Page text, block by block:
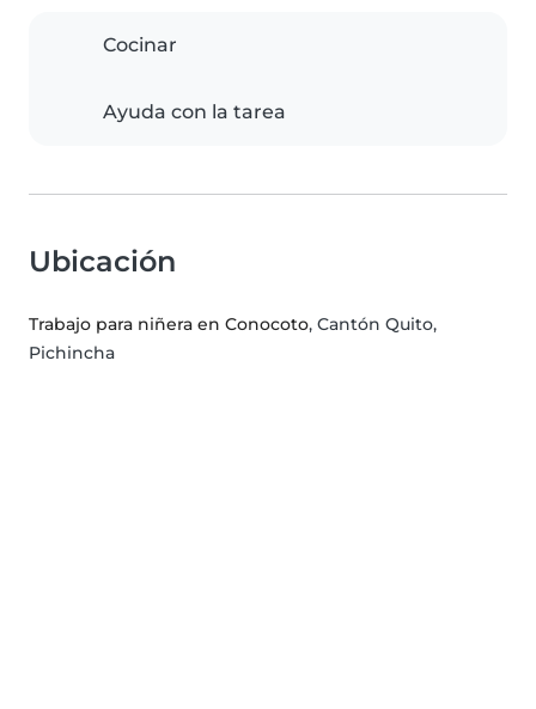
Cocinar
Ayuda con la tarea
Ubicación
Trabajo para niñera en Conocoto, Cantón Quito,
Pichincha